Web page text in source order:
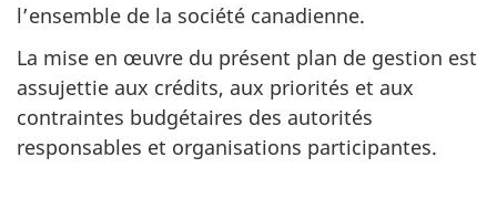
l’ensemble de la société canadienne.
La mise en œuvre du présent plan de gestion est
assujettie aux crédits, aux priorités et aux
contraintes budgétaires des autorités
responsables et organisations participantes.